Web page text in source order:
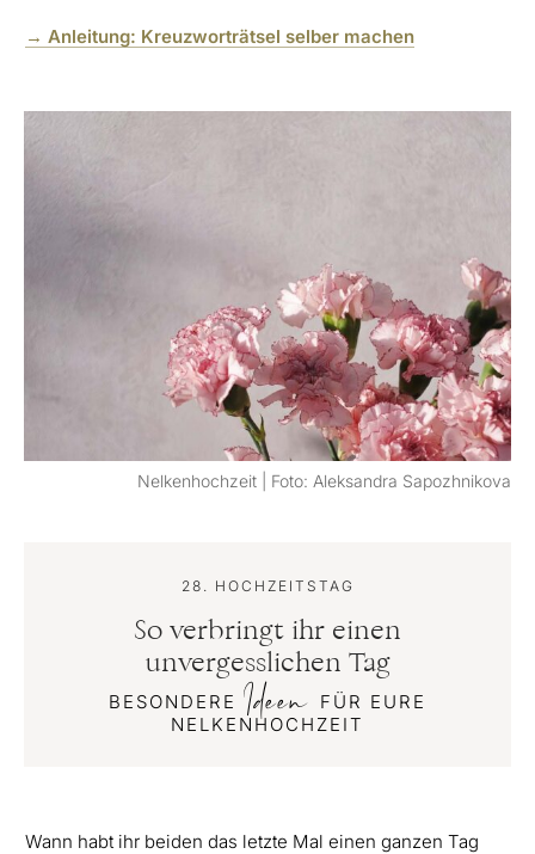
→ Anleitung: Kreuzworträtsel selber machen
Nelkenhochzeit | Foto: Aleksandra Sapozhnikova
28. HOCHZEITSTAG
So verbringt ihr einen
unvergesslichen Tag
BESONDERE Ideen FÜR EURE
NELKENHOCHZEIT
Wann habt ihr beiden das letzte Mal einen ganzen Tag